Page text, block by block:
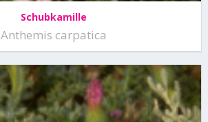
Schubkamille
Anthemis carpatica